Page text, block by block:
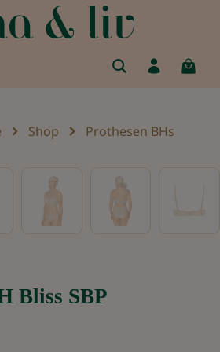
Shop Prothesen BHs
Bliss SBP